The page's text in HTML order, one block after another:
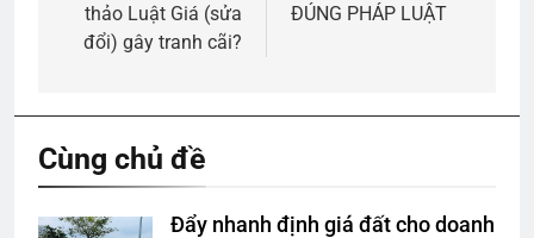
viết
thảo Luật Giá (sửa
đổi) gây tranh cãi?
ĐÚNG PHÁP LUẬT
Cùng chủ đề
Đẩy nhanh định giá đất cho doanh